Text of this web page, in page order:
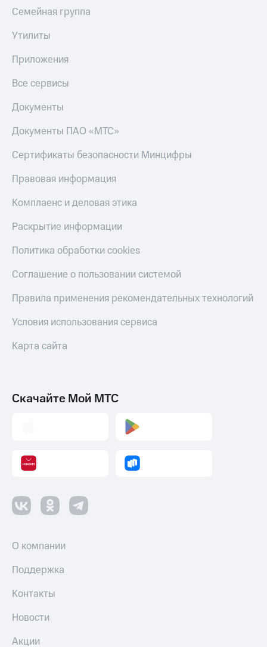
Семейная группа
Утилиты
Приложения
Все сервисы
Документы
Документы ПАО «МТС»
Сертификаты безопасности Минцифры
Правовая информация
Комплаенс и деловая этика
Раскрытие информации
Политика обработки cookies
Соглашение о пользовании системой
Правила применения рекомендательных технологий
Условия использования сервиса
Карта сайта
Скачайте Мой МТС
О компании
Поддержка
Контакты
Новости
Акции